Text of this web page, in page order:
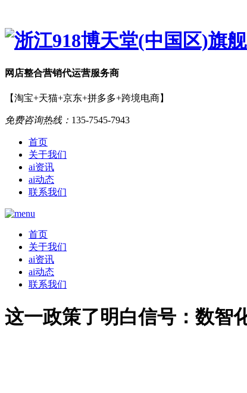
网店整合营销代运营服务商
【淘宝+天猫+京东+拼多多+跨境电商】
免费咨询热线： 135-7545-7943
首页
关于我们
ai资讯
ai动态
联系我们
首页
关于我们
ai资讯
ai动态
联系我们
这一政策了明白信号：数智